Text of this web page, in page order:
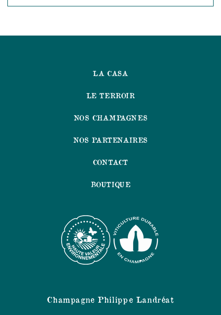
LA CASA
LE TERROIR
NOS CHAMPAGNES
NOS PARTENAIRES
CONTACT
BOUTIQUE
Champagne Philippe Landréat